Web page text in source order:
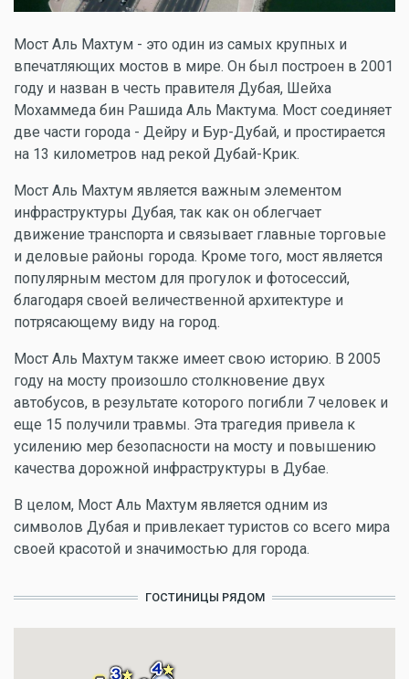
Мост Аль Махтум - это один из самых крупных и
впечатляющих мостов в мире. Он был построен в 2001
году и назван в честь правителя Дубая, Шейха
Мохаммеда бин Рашида Аль Мактума. Мост соединяет
две части города - Дейру и Бур-Дубай, и простирается
на 13 километров над рекой Дубай-Крик.
Мост Аль Махтум является важным элементом
инфраструктуры Дубая, так как он облегчает
движение транспорта и связывает главные торговые
и деловые районы города. Кроме того, мост является
популярным местом для прогулок и фотосессий,
благодаря своей величественной архитектуре и
потрясающему виду на город.
Мост Аль Махтум также имеет свою историю. В 2005
году на мосту произошло столкновение двух
автобусов, в результате которого погибли 7 человек и
еще 15 получили травмы. Эта трагедия привела к
усилению мер безопасности на мосту и повышению
качества дорожной инфраструктуры в Дубае.
В целом, Мост Аль Махтум является одним из
символов Дубая и привлекает туристов со всего мира
своей красотой и значимостью для города.
ГОСТИНИЦЫ РЯДОМ